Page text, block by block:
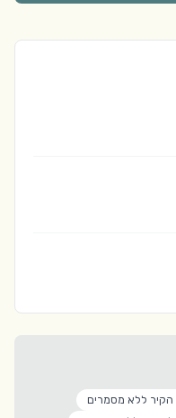
הקיר ללא מסמרים